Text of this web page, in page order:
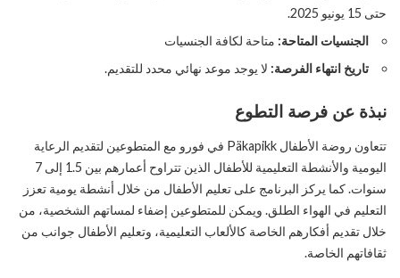
حتى 15 يونيو 2025.
الجنسيات المتاحة: متاحة لكافة الجنسيات
تاريخ انتهاء الفرصة: لا يوجد موعد نهائي محدد للتقديم.
نبذة عن فرصة التطوع
تتعاون روضة الأطفال Päkapikk في فورو مع المتطوعين لتقديم الرعاية
اليومية والأنشطة التعليمية للأطفال الذين تتراوح أعمارهم بين 1.5 إلى 7
سنوات. كما يركز البرنامج على تعليم الأطفال من خلال أنشطة يومية تعزز
التعليم في الهواء الطلق. ويمكن للمتطوعين إضفاء لمساتهم الشخصية، من
خلال تقديم أفكارهم الخاصة كالألعاب التعليمية، وتعليم الأطفال جوانب من
ثقافاتهم الخاصة.